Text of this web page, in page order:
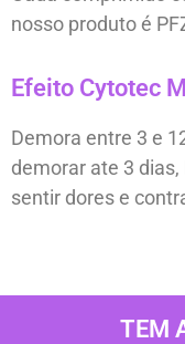
nosso produto é
Efeito Cytotec
Demora entre 3 e
demorar ate 3
sentir dores e
TEM